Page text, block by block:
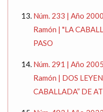
Núm. 233 | Año
Ramón | "LA
PASO
Núm. 291 | Año
Ramón | DOS
CABALLADA” DE